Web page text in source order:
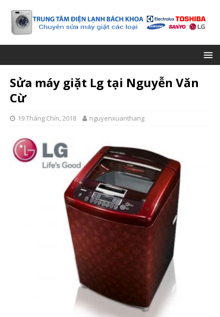
Sửa máy giặt Lg tại Nguyễn Văn
Cừ
19 Tháng Chín, 2018 nguyenxuanthang